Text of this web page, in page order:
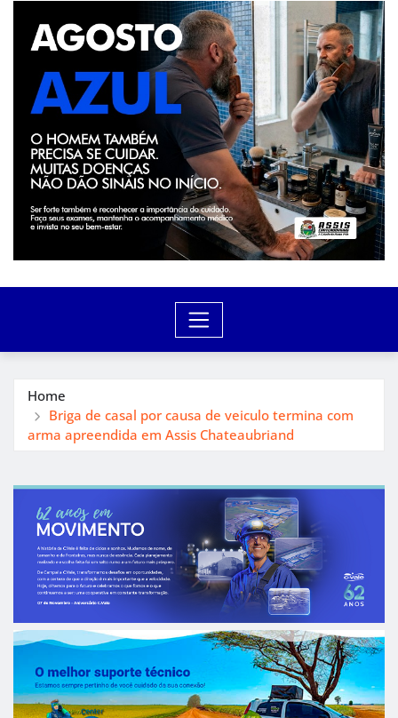
Home
Briga de casal por causa de veiculo termina com
arma apreendida em Assis Chateaubriand